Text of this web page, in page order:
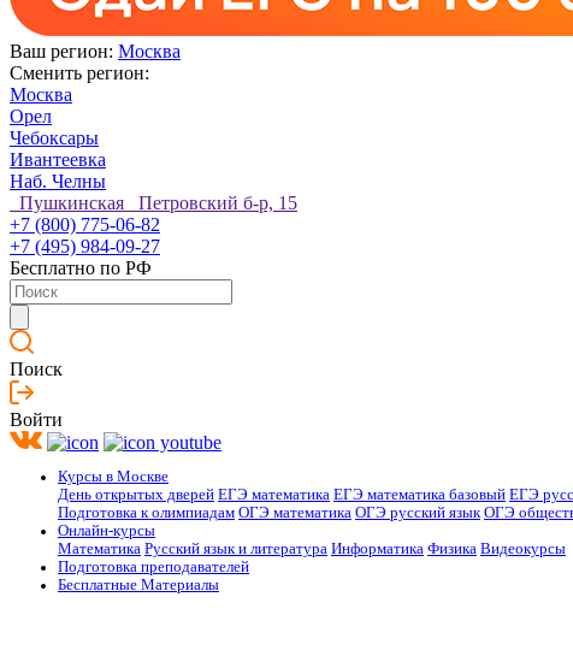
Ваш регион: Москва
Сменить регион:
Москва
Орел
Чебоксары
Ивантеевка
Наб. Челны
Пушкинская Петровский б-р, 15
+7 (800) 775-06-82
+7 (495) 984-09-27
Бесплатно по РФ
Поиск
Войти
Курсы в Москве
День открытых дверей ЕГЭ математика ЕГЭ математика базовый ЕГЭ
Подготовка к олимпиадам ОГЭ математика ОГЭ русский язык ОГЭ
Онлайн-курсы
Математика Русский язык и литература Информатика Физика Видеокурсы
Подготовка преподавателей
Бесплатные Материалы